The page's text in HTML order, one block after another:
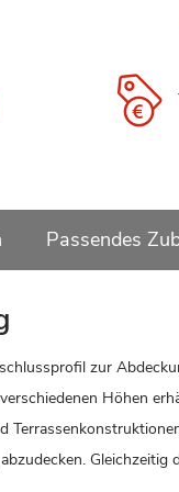
Passendes
zur
Höhen
Gleichzeitig